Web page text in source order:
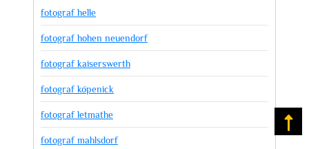
fotograf helle
fotograf hohen neuendorf
fotograf kaiserswerth
fotograf köpenick
fotograf letmathe
fotograf mahlsdorf